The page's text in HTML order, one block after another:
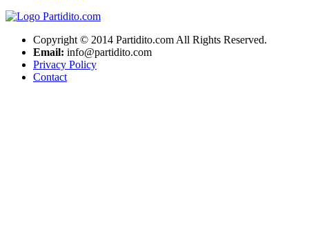
Copyright © 2014 Partidito.com All Rights Reserved.
Email: info@partidito.com
Privacy Policy
Contact